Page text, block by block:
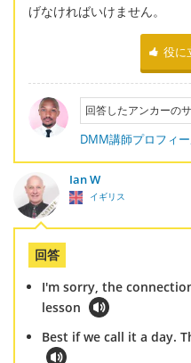
げなければいけません。
役に
回答したアンカーの
DMM講師プロフィ
Ian W
イギリス
回答
I'm sorry, the
lesson
Best if we call it a day.